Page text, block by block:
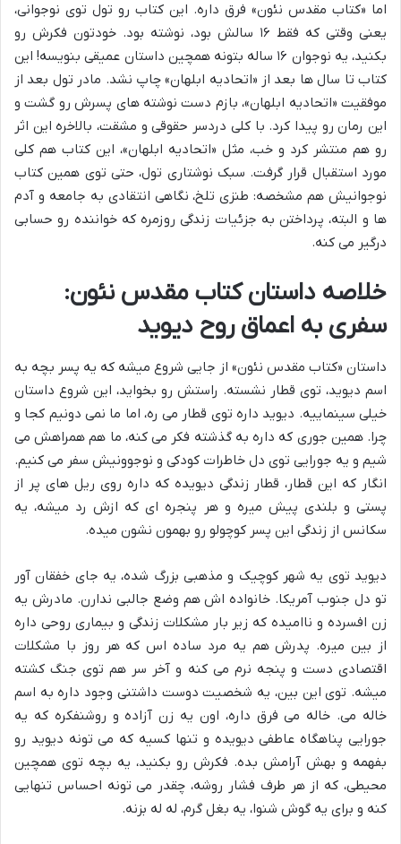
اما «کتاب مقدس نئون» فرق داره. این کتاب رو تول توی نوجوانی،
یعنی وقتی که فقط ۱۶ سالش بود، نوشته بود. خودتون فکرش رو
بکنید، یه نوجوان ۱۶ ساله بتونه همچین داستان عمیقی بنویسه! این
کتاب تا سال ها بعد از «اتحادیه ابلهان» چاپ نشد. مادر تول بعد از
موفقیت «اتحادیه ابلهان»، بازم دست نوشته های پسرش رو گشت و
این رمان رو پیدا کرد. با کلی دردسر حقوقی و مشقت، بالاخره این اثر
رو هم منتشر کرد و خب، مثل «اتحادیه ابلهان»، این کتاب هم کلی
مورد استقبال قرار گرفت. سبک نوشتاری تول، حتی توی همین کتاب
نوجوانیش هم مشخصه: طنزی تلخ، نگاهی انتقادی به جامعه و آدم
ها و البته، پرداختن به جزئیات زندگی روزمره که خواننده رو حسابی
درگیر می کنه.
خلاصه داستان کتاب مقدس نئون:
سفری به اعماق روح دیوید
داستان «کتاب مقدس نئون» از جایی شروع میشه که یه پسر بچه به
اسم دیوید، توی قطار نشسته. راستش رو بخواید، این شروع داستان
خیلی سینماییه. دیوید داره توی قطار می ره، اما ما نمی دونیم کجا و
چرا. همین جوری که داره به گذشته فکر می کنه، ما هم همراهش می
شیم و یه جورایی توی دل خاطرات کودکی و نوجوونیش سفر می کنیم.
انگار که این قطار، قطار زندگی دیویده که داره روی ریل های پر از
پستی و بلندی پیش میره و هر پنجره ای که ازش رد میشه، یه
سکانس از زندگی این پسر کوچولو رو بهمون نشون میده.
دیوید توی یه شهر کوچیک و مذهبی بزرگ شده، یه جای خفقان آور
تو دل جنوب آمریکا. خانواده اش هم وضع جالبی ندارن. مادرش یه
زن افسرده و ناامیده که زیر بار مشکلات زندگی و بیماری روحی داره
از بین میره. پدرش هم یه مرد ساده اس که هر روز با مشکلات
اقتصادی دست و پنجه نرم می کنه و آخر سر هم توی جنگ کشته
میشه. توی این بین، یه شخصیت دوست داشتنی وجود داره به اسم
خاله می. خاله می فرق داره، اون یه زن آزاده و روشنفکره که یه
جورایی پناهگاه عاطفی دیویده و تنها کسیه که می تونه دیوید رو
بفهمه و بهش آرامش بده. فکرش رو بکنید، یه بچه توی همچین
محیطی، که از هر طرف فشار روشه، چقدر می تونه احساس تنهایی
کنه و برای یه گوش شنوا، یه بغل گرم، له له بزنه.